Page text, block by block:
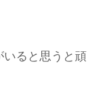
いると思うと頑